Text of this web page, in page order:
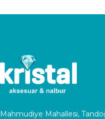
Mahmudiye Mahallesi,